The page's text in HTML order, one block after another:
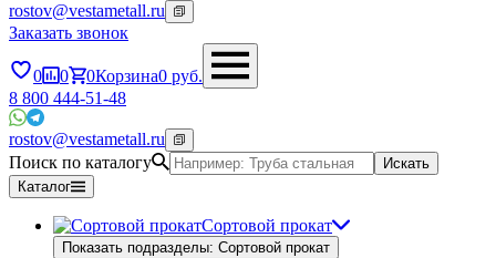
rostov@vestametall.ru
Заказать звонок
0 0 0Корзина0 руб.
8 800 444-51-48
rostov@vestametall.ru
Поиск по каталогу
Искать
Каталог
Сортовой прокат
Показать подразделы: Сортовой прокат